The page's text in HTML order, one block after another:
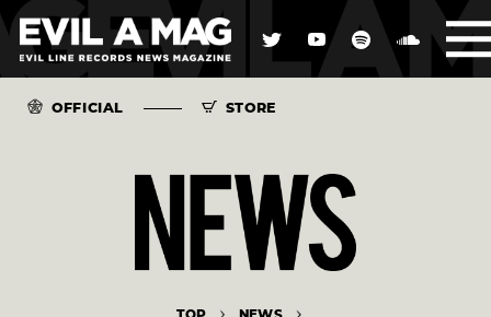
OFFICIAL STORE